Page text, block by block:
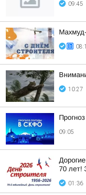
09:45
10:27
09:05
70 лет!
01:36